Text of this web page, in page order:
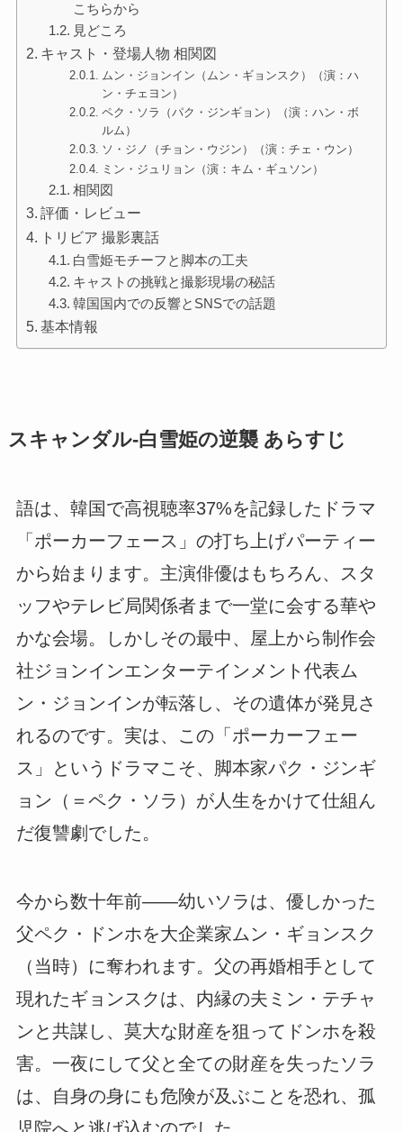
こちらから
見どころ
キャスト・登場人物 相関図
ムン・ジョンイン（ムン・ギョンスク）（演：ハ
ン・チェヨン）
ペク・ソラ（パク・ジンギョン）（演：ハン・ボ
ルム）
ソ・ジノ（チョン・ウジン）（演：チェ・ウン）
ミン・ジュリョン（演：キム・ギュソン）
相関図
評価・レビュー
トリビア 撮影裏話
白雪姫モチーフと脚本の工夫
キャストの挑戦と撮影現場の秘話
韓国国内での反響とSNSでの話題
基本情報
スキャンダル-白雪姫の逆襲 あらすじ
語は、韓国で高視聴率37%を記録したドラマ
「ポーカーフェース」の打ち上げパーティー
から始まります。主演俳優はもちろん、スタ
ッフやテレビ局関係者まで一堂に会する華や
かな会場。しかしその最中、屋上から制作会
社ジョンインエンターテインメント代表ム
ン・ジョンインが転落し、その遺体が発見さ
れるのです。実は、この「ポーカーフェー
ス」というドラマこそ、脚本家パク・ジンギ
ョン（＝ペク・ソラ）が人生をかけて仕組ん
だ復讐劇でした。
今から数十年前――幼いソラは、優しかった
父ペク・ドンホを大企業家ムン・ギョンスク
（当時）に奪われます。父の再婚相手として
現れたギョンスクは、内縁の夫ミン・テチャ
ンと共謀し、莫大な財産を狙ってドンホを殺
害。一夜にして父と全ての財産を失ったソラ
は、自身の身にも危険が及ぶことを恐れ、孤